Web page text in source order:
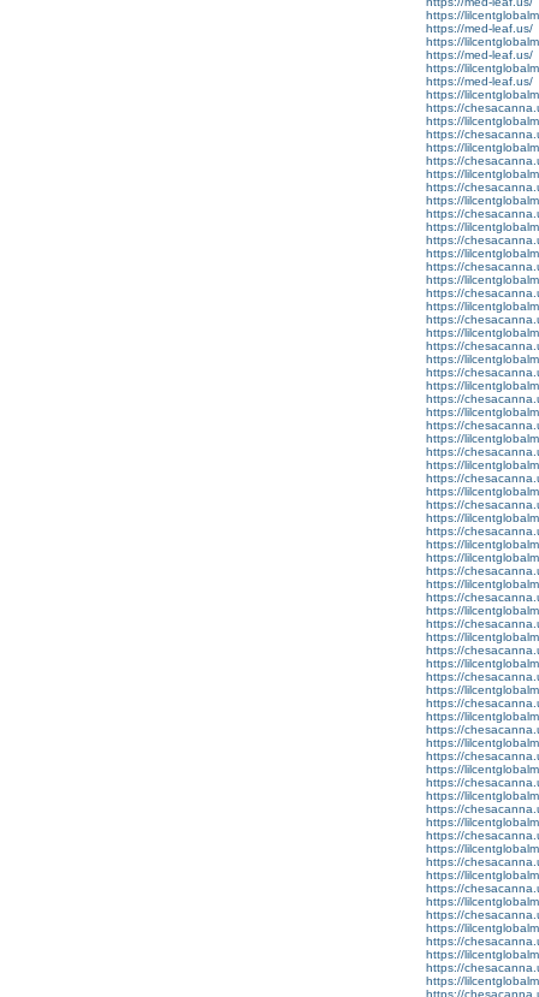
https://
https://med-leaf.us/
https://
https://med-leaf.us/
https://
https://med-leaf.us/
https://
https://
https://
https://
https://
https://
https://
https://
https://
https://
https://
https://
https://
https://
https://
https://
https://
https://
https://
https://
https://
https://
https://
https://
https://
https://
https://
https://
https://
https://
https://
https://
https://
https://
https://
https://
https://
https://
https://
https://
https://
https://
https://
https://
https://
https://
https://
https://
https://
https://
https://
https://
https://
https://
https://
https://
https://
https://
https://
https://
https://
https://
https://
https://
https://
https://
https://
https://
https://